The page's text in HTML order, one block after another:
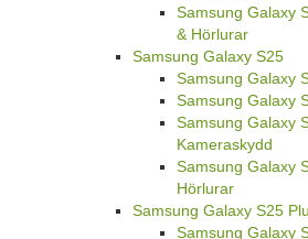
Samsung Galaxy
& Hörlurar
Samsung Galaxy S25
Samsung Galaxy
Samsung Galaxy
Samsung Galaxy
Kameraskydd
Samsung Galaxy
Hörlurar
Samsung Galaxy S25
Samsung Galaxy